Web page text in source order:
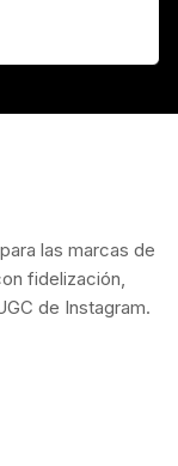
las marcas de
fidelización,
de Instagram.